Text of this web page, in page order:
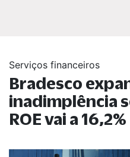
Serviços financeiros
Bradesco
inadimplência
ROE vai a 16,2%